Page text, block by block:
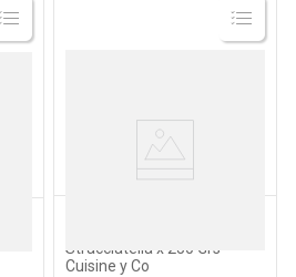
Ver
Producto
Stracciatella x 250 Grs
Cuisine y Co